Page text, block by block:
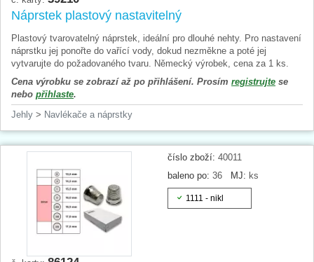
Náprstek plastový nastavitelný
Plastový tvarovatelný náprstek, ideální pro dlouhé nehty. Pro nastavení
náprstku jej ponořte do vařící vody, dokud nezměkne a poté jej
vytvarujte do požadovaného tvaru. Německý výrobek, cena za 1 ks.
Cena výrobku se zobrazí až po přihlášení. Prosím registrujte se
nebo přihlaste.
Jehly > Navlékače a náprstky
číslo zboží: 40011
baleno po: 36 MJ: ks
1111 - nikl